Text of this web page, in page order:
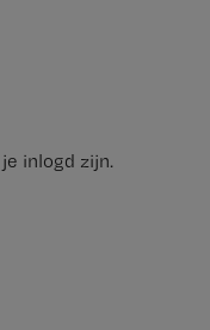
inlogd zijn.